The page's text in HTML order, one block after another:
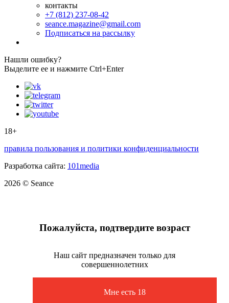
контакты
+7 (812) 237-08-42
seance.magazine@gmail.com
Подписаться на рассылку
Нашли ошибку?
Выделите ее и нажмите Ctrl+Enter
18+
правила пользования и политики конфиденциальности
Разработка сайта: 101media
2026 © Seance
Пожалуйста, подтвердите возраст
Наш сайт предназначен только для
совершеннолетних
Мне есть 18